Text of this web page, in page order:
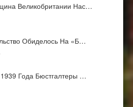
Великобритании Нас…
Обиделось На «Б…
Года Бюстгалтеры …